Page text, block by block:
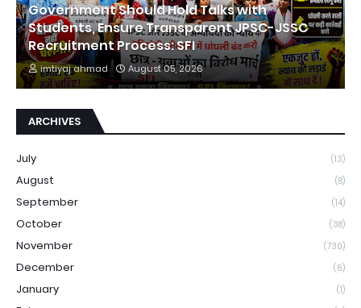
Government Should Hold Talks with
Students, Ensure Transparent JPSC-JSSC
Recruitment Process: SFI
imtiyaj ahmad August 05, 2026
ARCHIVES
July (13)
August (8)
September (14)
October (38)
November (730)
December (6)
January (1)